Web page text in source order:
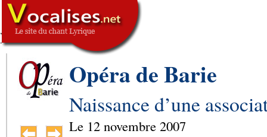
,
SIGNATURE
-->
Opéra de Barie
Naissance d’une
Le 12 novembre 2007